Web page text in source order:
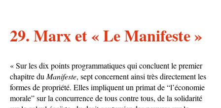
29. Marx et « Le Manifeste »
« Sur les dix points programmatiques qui concluent le premier
chapitre du Manifeste, sept concernent ainsi très directement les
formes de propriété. Elles impliquent un primat de “l’économie
morale” sur la concurrence de tous contre tous, de la solidarité